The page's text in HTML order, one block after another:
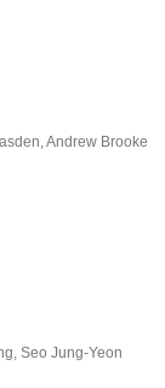
,Andrew Brooke
,Seo Jung-Yeon